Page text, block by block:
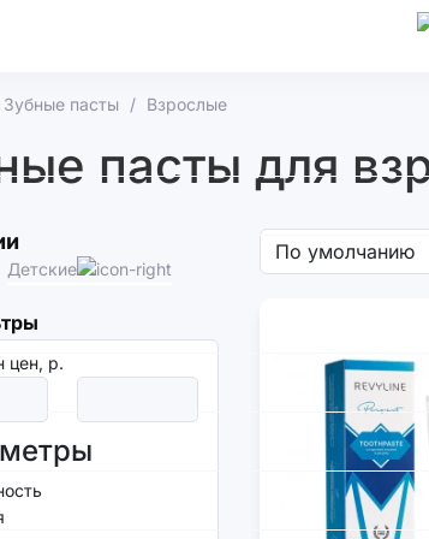
Зубные пасты Взрослые
пасты для
Детские
цен, р.